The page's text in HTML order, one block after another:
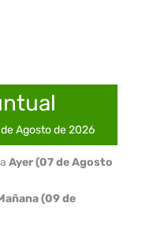
Agosto de 2026
Ayer (07 de Agosto
(09 de